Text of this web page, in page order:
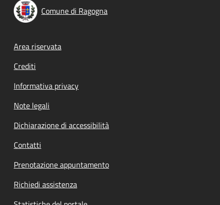
Comune di Ragogna
Footer menu
Area riservata
Crediti
Informativa privacy
Note legali
Dichiarazione di accessibilità
Contatti
Prenotazione appuntamento
Richiedi assistenza